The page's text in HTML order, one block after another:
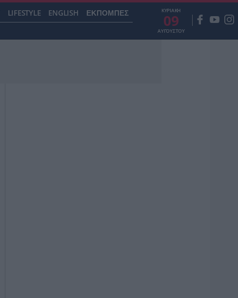
LIFESTYLE ENGLISH ΕΚΠΟΜΠΕΣ ΚΥΡΙΑΚΗ
09
ΑΥΓΟΥΣΤΟΥ